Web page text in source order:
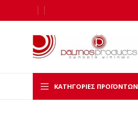
ΚΑΤΗΓΟΡΊΕΣ ΠΡΟΪΌΝΤΩΝ